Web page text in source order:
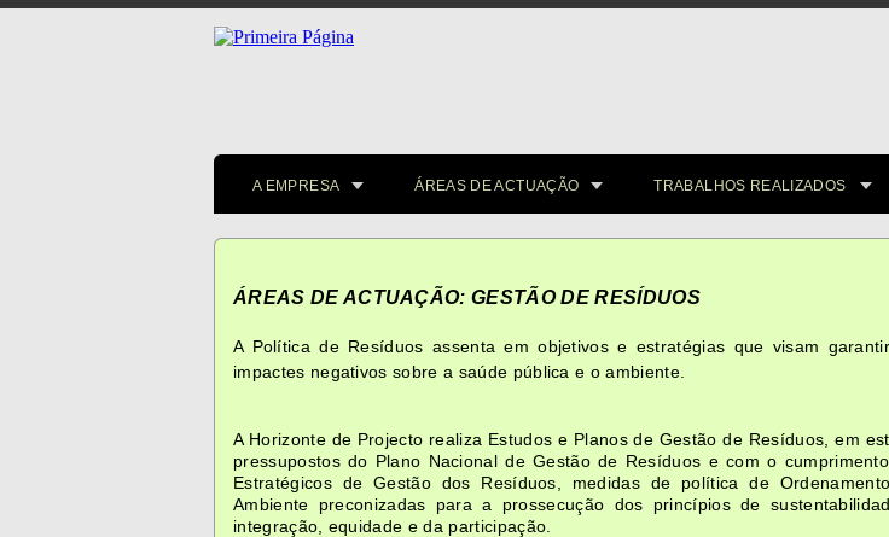
A EMPRESA ÁREAS DE ACTUAÇÃO TRABALHOS REALIZADOS
ÁREAS DE ACTUAÇÃO: GESTÃO DE RESÍDUOS
A Política de Resíduos assenta em objetivos e estratégias que visam
impactes negativos sobre a saúde pública e o ambiente.
A Horizonte de Projecto realiza Estudos e Planos de Gestão de Resíduos, em
pressupostos do Plano Nacional de Gestão de Resíduos e com o
Estratégicos de Gestão dos Resíduos, medidas de política de
Ambiente preconizadas para a prossecução dos princípios de
integração, equidade e da participação.